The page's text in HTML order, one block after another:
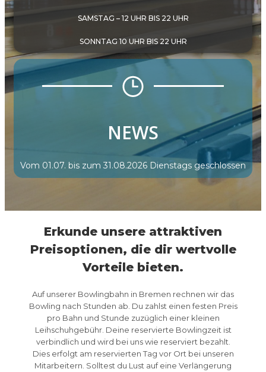
SAMSTAG – 12 UHR BIS 22 UHR
SONNTAG 10 UHR BIS 22 UHR
NEWS
Vom 01.07. bis zum 31.08.2026 Dienstags geschlossen
Erkunde unsere attraktiven
Preisoptionen, die dir wertvolle
Vorteile bieten.
Auf unserer Bowlingbahn in Bremen rechnen wir das
Bowling nach Stunden ab. Du zahlst einen festen Preis
pro Bahn und Stunde zuzüglich einer kleinen
Leihschuhgebühr. Deine reservierte Bowlingzeit ist
verbindlich und wird bei uns wie reserviert bezahlt.
Dies erfolgt am reservierten Tag vor Ort bei unseren
Mitarbeitern. Solltest du Lust auf eine Verlängerung